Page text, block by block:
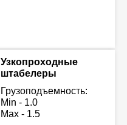
Узкопроходные
штабелеры
Грузоподъемность:
Min - 1.0
Max - 1.5